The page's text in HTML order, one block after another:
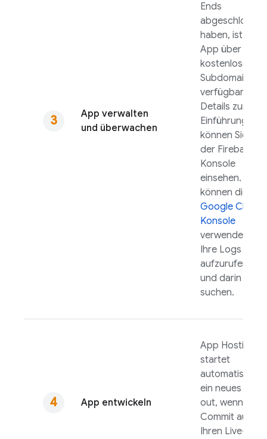
App verwalten
und überwachen
Ends
abgeschlossen
haben, ist Ihre
App über die
kostenlose
Subdomain
verfügbar.
Details zur
Einführung
können Sie in
der Firebase
Konsole
einsehen. Sie
können die
Google Cloud
Konsole
verwenden, um
Ihre Logs
aufzurufen
und darin zu
suchen.
App entwickeln
App Hosting
startet
automatisch
ein neues Roll-
out, wenn ein
Commit auf
Ihren Live-